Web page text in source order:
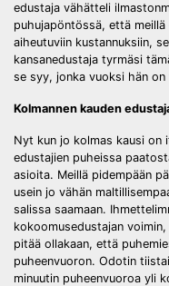
edustaja vähätteli
puhujapöntössä, että
aiheutuviin kustannuksiin,
kansanedustaja tyrmäsi
se syy, jonka vuoksi hän on
Kolmannen kauden
Nyt kun jo kolmas kausi on
edustajien puheissa
asioita. Meillä pidempään
usein jo vähän
salissa saamaan.
kokoomusedustajan
pitää ollakaan, että
puheenvuoron. Odotin
minuutin puheenvuoroa yli